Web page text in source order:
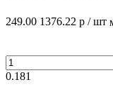
249.00 1376.22 р / шт
0.181